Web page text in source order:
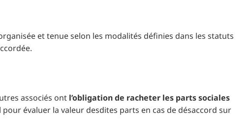
et tenue selon les modalités définies dans les statuts
associés ont l’obligation de racheter les parts sociales
évaluer la valeur desdites parts en cas de désaccord sur